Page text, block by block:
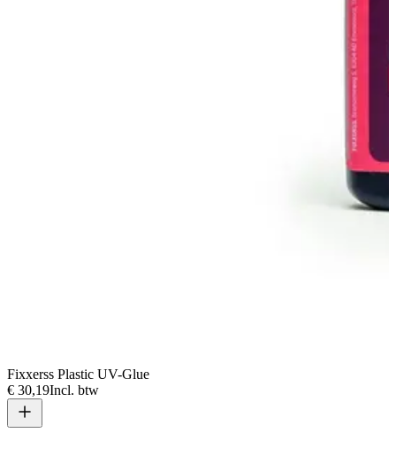
Fixxerss Plastic UV-Glue
€ 30,19Incl. btw